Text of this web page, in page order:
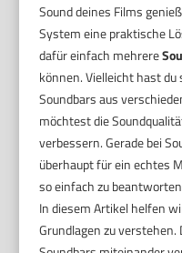
Sound deines Films
System eine praktische
dafür einfach mehrere
können. Vielleicht hast
Soundbars aus
möchtest die
verbessern. Gerade bei
überhaupt für ein echtes
so einfach zu
In diesem Artikel helfen
Grundlagen zu